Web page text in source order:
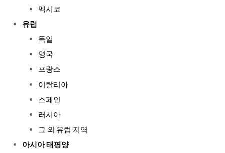
멕시코
유럽
독일
영국
프랑스
이탈리아
스페인
러시아
그 외 유럽 지역
아시아 태평양